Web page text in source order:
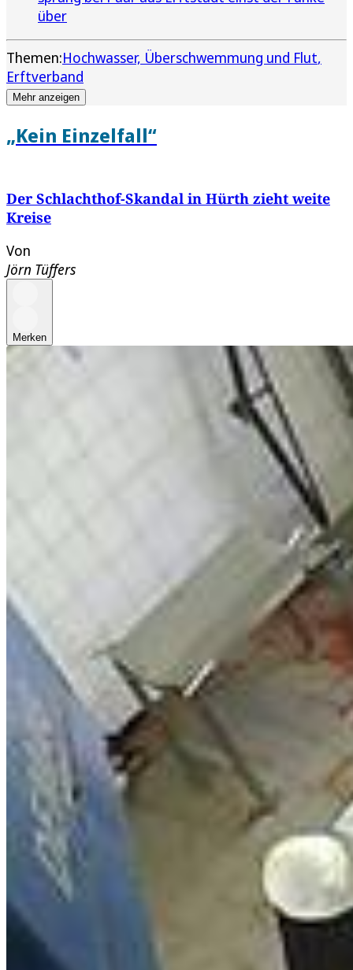
über
Themen:Hochwasser, Überschwemmung und Flut
Erftverband
Mehr anzeigen
„Kein Einzelfall“
Der Schlachthof-Skandal in Hürth zieht weite
Kreise
Von
Jörn Tüffers
Merken